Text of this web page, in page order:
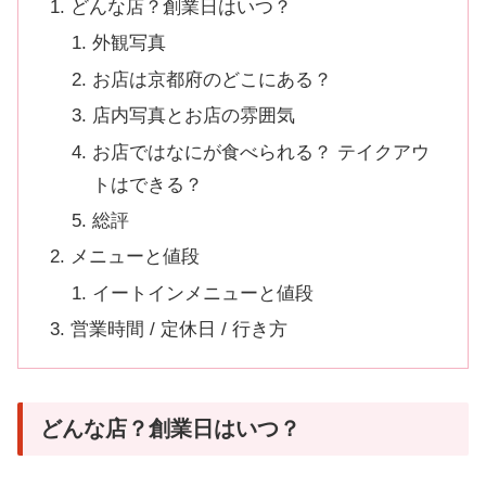
どんな店？創業日はいつ？
外観写真
お店は京都府のどこにある？
店内写真とお店の雰囲気
お店ではなにが食べられる？ テイクアウ
トはできる？
総評
メニューと値段
イートインメニューと値段
営業時間 / 定休日 / 行き方
どんな店？創業日はいつ？